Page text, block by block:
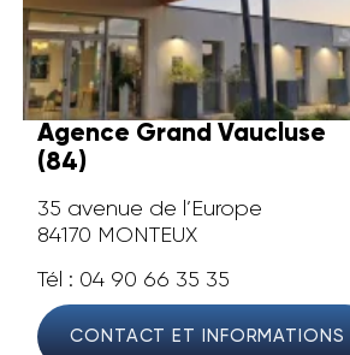
Agence Grand Vaucluse
(84)
35 avenue de l’Europe
84170 MONTEUX
Tél : 04 90 66 35 35
CONTACT ET INFORMATIONS